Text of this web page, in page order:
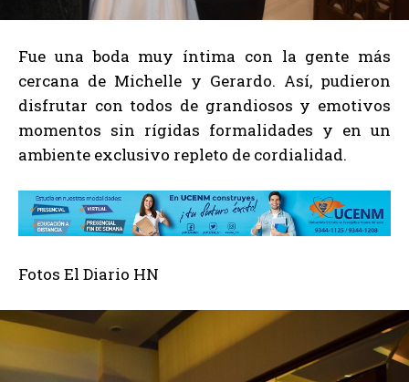
Fue una boda muy íntima con la gente más
cercana de Michelle y Gerardo. Así, pudieron
disfrutar con todos de grandiosos y emotivos
momentos sin rígidas formalidades y en un
ambiente exclusivo repleto de cordialidad.
Fotos El Diario HN